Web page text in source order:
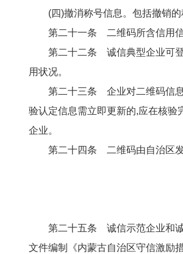
(四)撤消称号信息。包括撤销的
第二十一条 二维码所含信用
第二十二条 诚信典型企业可登
用状况。
第二十三条 企业对二维码信息
验认定信息需立即更新的,应在核验
企业。
第二十四条 二维码由自治区
第二十五条 诚信示范企业和
文件编制《内蒙古自治区守信激励